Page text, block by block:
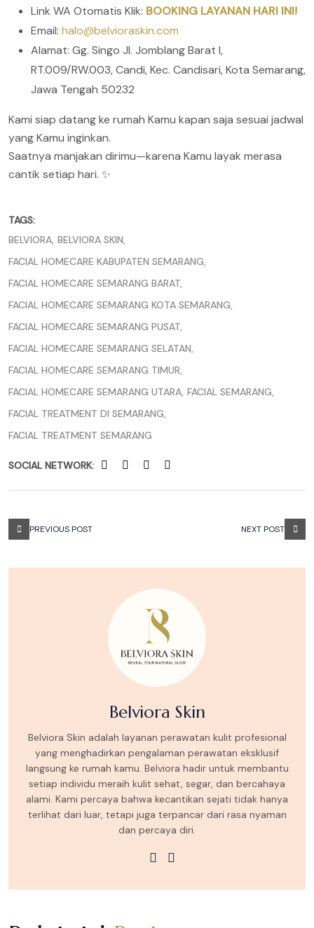
Link WA Otomatis Klik: BOOKING LAYANAN HARI INI!
Email: halo@belvioraskin.com
Alamat: Gg. Singo Jl. Jomblang Barat I,
RT.009/RW.003, Candi, Kec. Candisari, Kota Semarang,
Jawa Tengah 50232
Kami siap datang ke rumah Kamu kapan saja sesuai jadwal
yang Kamu inginkan.
Saatnya manjakan dirimu—karena Kamu layak merasa
cantik setiap hari. ✨
TAGS:
BELVIORA BELVIORA SKIN
FACIAL HOMECARE KABUPATEN SEMARANG
FACIAL HOMECARE SEMARANG BARAT
FACIAL HOMECARE SEMARANG KOTA SEMARANG
FACIAL HOMECARE SEMARANG PUSAT
FACIAL HOMECARE SEMARANG SELATAN
FACIAL HOMECARE SEMARANG TIMUR
FACIAL HOMECARE SEMARANG UTARA FACIAL SEMARANG
FACIAL TREATMENT DI SEMARANG
FACIAL TREATMENT SEMARANG
SOCIAL NETWORK:
PREVIOUS POST NEXT POST
Belviora Skin
Belviora Skin adalah layanan perawatan kulit profesional
yang menghadirkan pengalaman perawatan eksklusif
langsung ke rumah kamu. Belviora hadir untuk membantu
setiap individu meraih kulit sehat, segar, dan bercahaya
alami. Kami percaya bahwa kecantikan sejati tidak hanya
terlihat dari luar, tetapi juga terpancar dari rasa nyaman
dan percaya diri.